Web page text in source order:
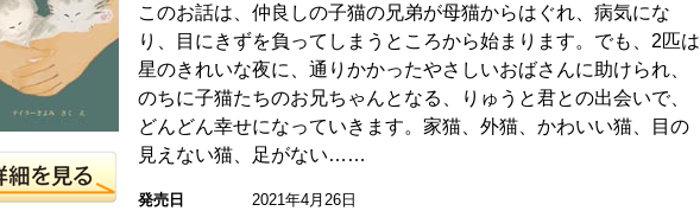
このお話は、仲良しの子猫の兄弟が母猫からはぐれ、病気にな
り、目にきずを負ってしまうところから始まります。でも、2匹は
星のきれいな夜に、通りかかったやさしいおばさんに助けられ、
のちに子猫たちのお兄ちゃんとなる、りゅうと君との出会いで、
どんどん幸せになっていきます。家猫、外猫、かわいい猫、目の
見えない猫、足がない……
発売日 2021年4月26日